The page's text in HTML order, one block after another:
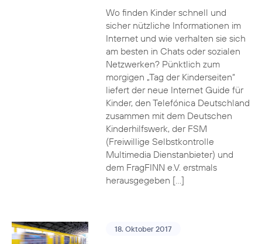
Wo finden Kinder schnell und
sicher nützliche Informationen im
Internet und wie verhalten sie sich
am besten in Chats oder sozialen
Netzwerken? Pünktlich zum
morgigen „Tag der Kinderseiten“
liefert der neue Internet Guide für
Kinder, den Telefónica Deutschland
zusammen mit dem Deutschen
Kinderhilfswerk, der FSM
(Freiwillige Selbstkontrolle
Multimedia Dienstanbieter) und
dem FragFINN e.V. erstmals
herausgegeben […]
18. Oktober 2017